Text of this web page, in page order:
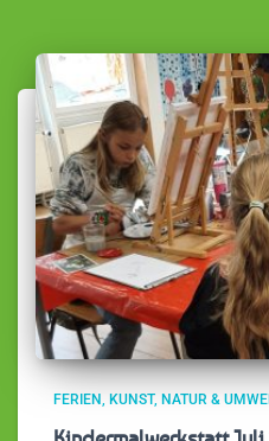
FERIEN KUNST NATUR &